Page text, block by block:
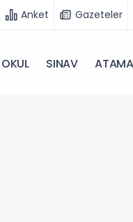
Anket Gazeteler
OKUL SINAV ATAMA